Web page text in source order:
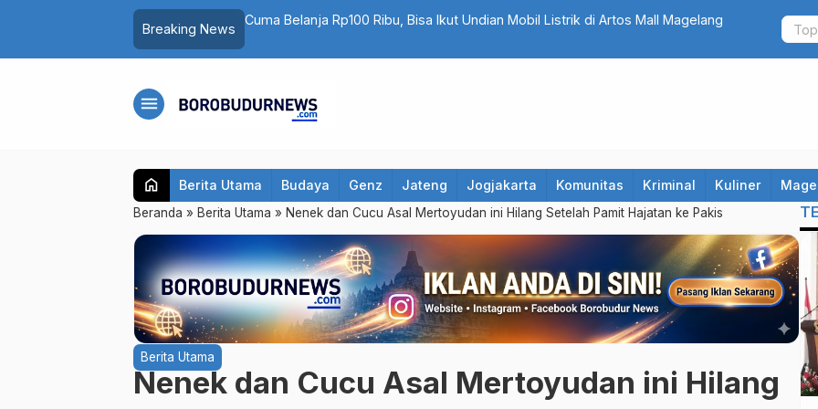
Breaking News
PAN Kota Magelang Mulai Rapatkan Barisan, Muhammadiyah Didekati untuk Rebut
Heboh!
MBG,
menu
home Berita Utama Budaya Genz Jateng Jogjakarta Komunitas Kriminal Kuliner
Beranda » Berita Utama » Nenek dan Cucu Asal Mertoyudan ini Hilang Setelah Pamit Hajatan ke Pakis
Berita Utama
Nenek dan Cucu Asal Mertoyudan ini Hilang